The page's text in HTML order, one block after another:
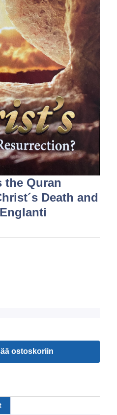
the Quran
Death and
ostoskoriin